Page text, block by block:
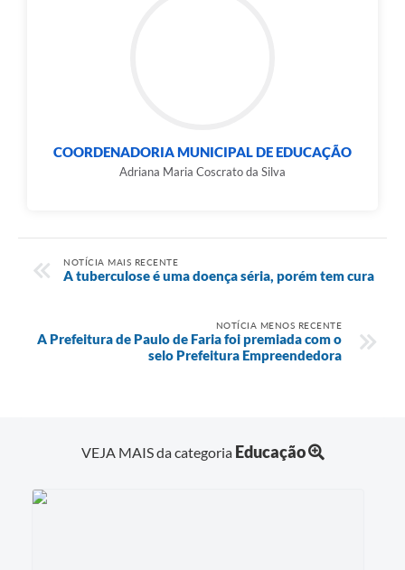
COORDENADORIA MUNICIPAL DE EDUCAÇÃO
Adriana Maria Coscrato da Silva
NOTÍCIA MAIS RECENTE
A tuberculose é uma doença séria, porém tem cura
NOTÍCIA MENOS RECENTE
A Prefeitura de Paulo de Faria foi premiada com o
selo Prefeitura Empreendedora
VEJA MAIS da categoria Educação